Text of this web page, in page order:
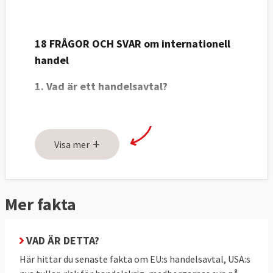
18 FRÅGOR OCH SVAR om internationell
handel
1. Vad är ett handelsavtal?
handel.
Handelsavtal handlar traditionellt om att ta
betydligt mer omfattande.
frihandelsavtal”, så kallade DCFTA:s (efter
engelskans: deep and comprehensive free
Visa mer +
Mer fakta
VAD ÄR DETTA?
Här hittar du senaste fakta om EU:s handelsavtal, USA:s